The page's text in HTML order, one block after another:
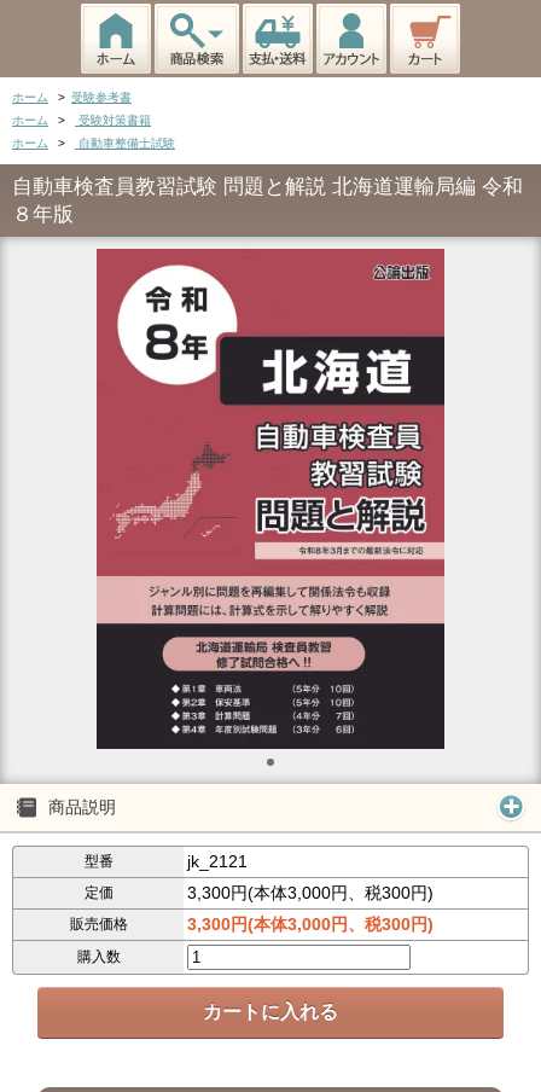
ホーム > 受験参考書
ホーム
>
受験対策書籍
ホーム
> 自動車整備士試験
自動車検査員教習試験 問題と解説 北海道運輸局編 令和
８年版
商品説明
型番 jk_2121
定価 3,300円(本体3,000円、税300円)
販売価格 3,300円(本体3,000円、税300円)
購入数